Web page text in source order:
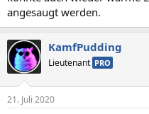
angesaugt werden.
KamfPudding
Lieutenant PRO
21. Juli 2020